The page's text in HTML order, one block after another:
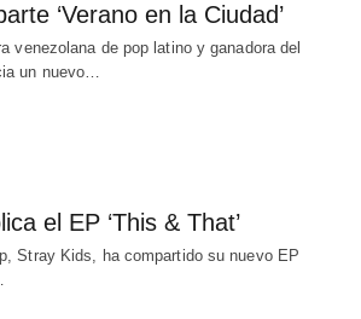
‘Verano en la Ciudad’
venezolana de pop latino y ganadora del
un nuevo…
el EP ‘This & That’
Stray Kids, ha compartido su nuevo EP